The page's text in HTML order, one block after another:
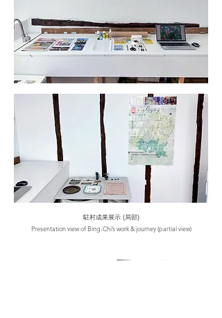
駐村成果展示 (局部)
Presentation view of Bing-Chi’s work & journey (partial view)